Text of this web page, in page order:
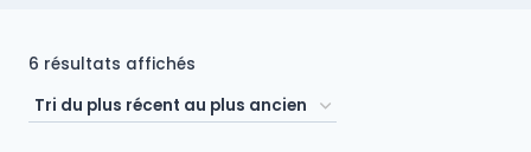
6 résultats affichés
du